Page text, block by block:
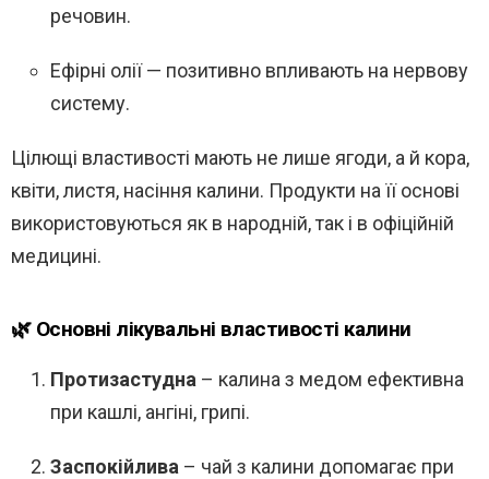
речовин.
Ефірні олії — позитивно впливають на нервову
систему.
Цілющі властивості мають не лише ягоди, а й кора,
квіти, листя, насіння калини. Продукти на її основі
використовуються як в народній, так і в офіційній
медицині.
🌿 Основні лікувальні властивості калини
Протизастудна – калина з медом ефективна
при кашлі, ангіні, грипі.
Заспокійлива – чай з калини допомагає при